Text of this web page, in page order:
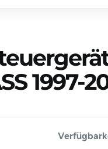
1997-
ABS